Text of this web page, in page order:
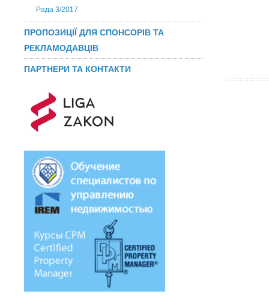
Рада 3/2017
ПРОПОЗИЦІЇ ДЛЯ СПОНСОРІВ ТА
РЕКЛАМОДАВЦІВ
ПАРТНЕРИ ТА КОНТАКТИ